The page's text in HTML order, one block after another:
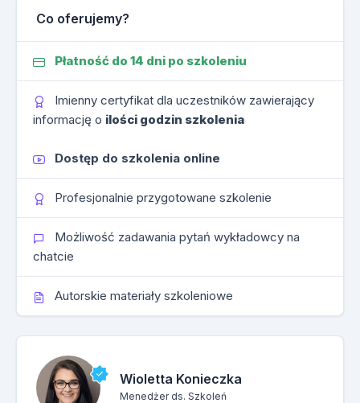
Co oferujemy?
Płatność do 14 dni po szkoleniu
Imienny certyfikat dla uczestników zawierający
informację o ilości godzin szkolenia
Dostęp do szkolenia online
Profesjonalnie przygotowane szkolenie
Możliwość zadawania pytań wykładowcy na
chatcie
Autorskie materiały szkoleniowe
Wioletta Konieczka
Menedżer ds. Szkoleń